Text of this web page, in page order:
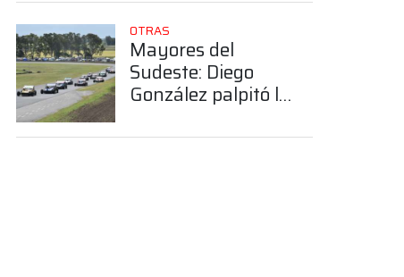
OTRAS
Mayores del
Sudeste: Diego
González palpitó la
campeonato en